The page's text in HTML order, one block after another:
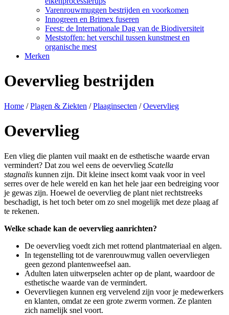
Varenrouwmuggen bestrijden en voorkomen
Innogreen en Brimex fuseren
Feest: de Internationale Dag van de Biodiversiteit
Meststoffen: het verschil tussen kunstmest en
organische mest
Merken
Oevervlieg bestrijden
Home /Plagen & Ziekten /Plaaginsecten /Oevervlieg
Oevervlieg
Een vlieg die planten vuil maakt en de esthetische waarde ervan
vermindert? Dat zou wel eens de oevervlieg Scatella
stagnalis kunnen zijn. Dit kleine insect komt vaak voor in veel
serres over de hele wereld en kan het hele jaar een bedreiging voor
je gewas zijn. Hoewel de oevervlieg de plant niet rechtstreeks
beschadigt, is het toch beter om zo snel mogelijk met deze plaag af
te rekenen.
Welke schade kan de oevervlieg aanrichten?
De oevervlieg voedt zich met rottend plantmateriaal en algen.
In tegenstelling tot de varenrouwmug vallen oevervliegen
geen gezond plantenweefsel aan.
Adulten laten uitwerpselen achter op de plant, waardoor de
esthetische waarde van de vermindert.
Oevervliegen kunnen erg vervelend zijn voor je medewerkers
en klanten, omdat ze een grote zwerm vormen. Ze planten
zich namelijk snel voort.